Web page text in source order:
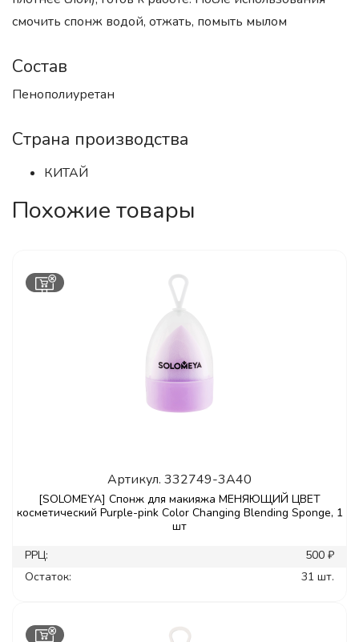
смочить спонж водой, отжать, помыть мылом
Состав
Пенополиуретан
Страна производства
КИТАЙ
Похожие товары
Артикул. 332749-3A40
[SOLOMEYA] Спонж для макияжа МЕНЯЮЩИЙ ЦВЕТ
косметический Purple-pink Color Changing Blending Sponge, 1
шт
РРЦ:
500 ₽
Остаток:
31 шт.